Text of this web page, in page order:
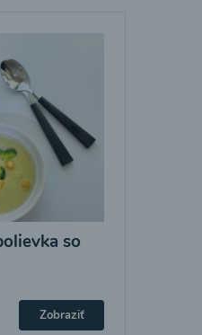
so
Zobraziť